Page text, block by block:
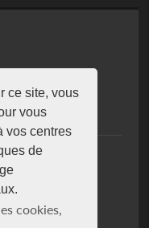
ce site, vous
vous
vos centres
de
cookies,